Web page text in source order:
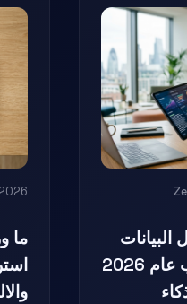
المحمولة: لماذا يتطلب عام 2026
ما